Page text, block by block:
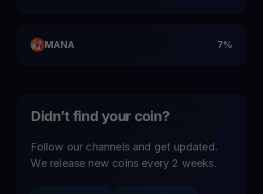
MANA 7%
Didn’t find your coin?
Follow our channels and get updated.
We release new coins every 2 weeks.